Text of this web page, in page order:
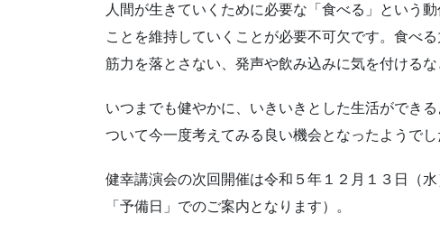
人間が生きていくために必要な「食べる」という
ことを維持していくことが必要不可欠です。食べ
筋力を落とさない、発声や飲み込みに気を付ける
いつまでも健やかに、いきいきとした生活ができ
ついて今一度考えてみる良い機会となったようでし
健幸講演会の次回開催は令和５年１２月１３日（
「予備日」でのご案内となります）。